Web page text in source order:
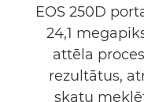
Galerija
EOS 250D
24,1
attēla
rezultātus,
skatu